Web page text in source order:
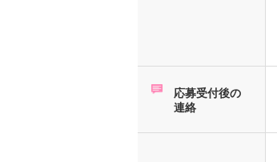
応募受付後の
連絡